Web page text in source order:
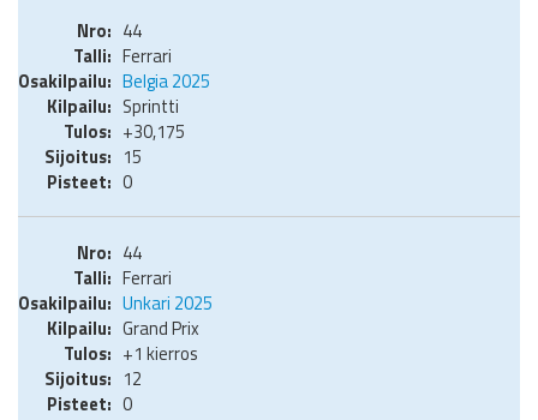
44
Ferrari
Belgia 2025
Sprintti
+30,175
15
0
44
Ferrari
Unkari 2025
Grand Prix
+1 kierros
12
0